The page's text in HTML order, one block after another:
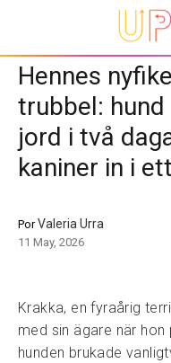
Hennes
trubbel:
jord i två
kaniner in i
PorValeria Urra
11 May, 2026
Krakka, en fyraårig
med sin ägare när
hunden brukade